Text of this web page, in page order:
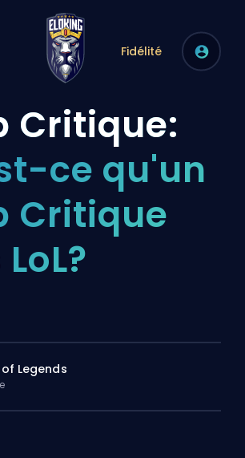
Fidélité
Critique:
ce qu'un
Critique
Legends